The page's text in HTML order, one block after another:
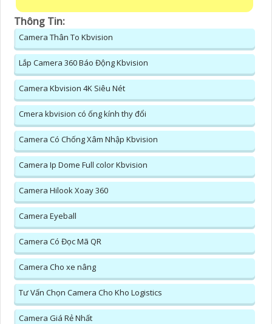
Thông Tin:
Camera Thân To Kbvision
Lắp Camera 360 Báo Động Kbvision
Camera Kbvision 4K Siêu Nét
Cmera kbvision có ống kính thy đổi
Camera Có Chống Xâm Nhập Kbvision
Camera Ip Dome Full color Kbvision
Camera Hilook Xoay 360
Camera Eyeball
Camera Có Đọc Mã QR
Camera Cho xe nâng
Tư Vấn Chọn Camera Cho Kho Logistics
Camera Giá Rẻ Nhất